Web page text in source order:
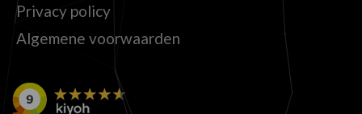
Privacy policy
Algemene voorwaarden